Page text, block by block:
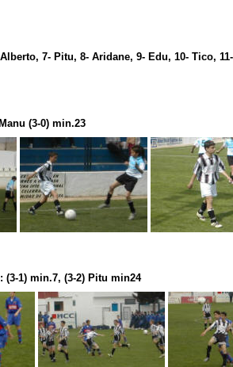
7- Pitu, 8- Aridane, 9- Edu, 10- Tico,
(3-0) min.23
(3-1) min.7, (3-2) Pitu min24